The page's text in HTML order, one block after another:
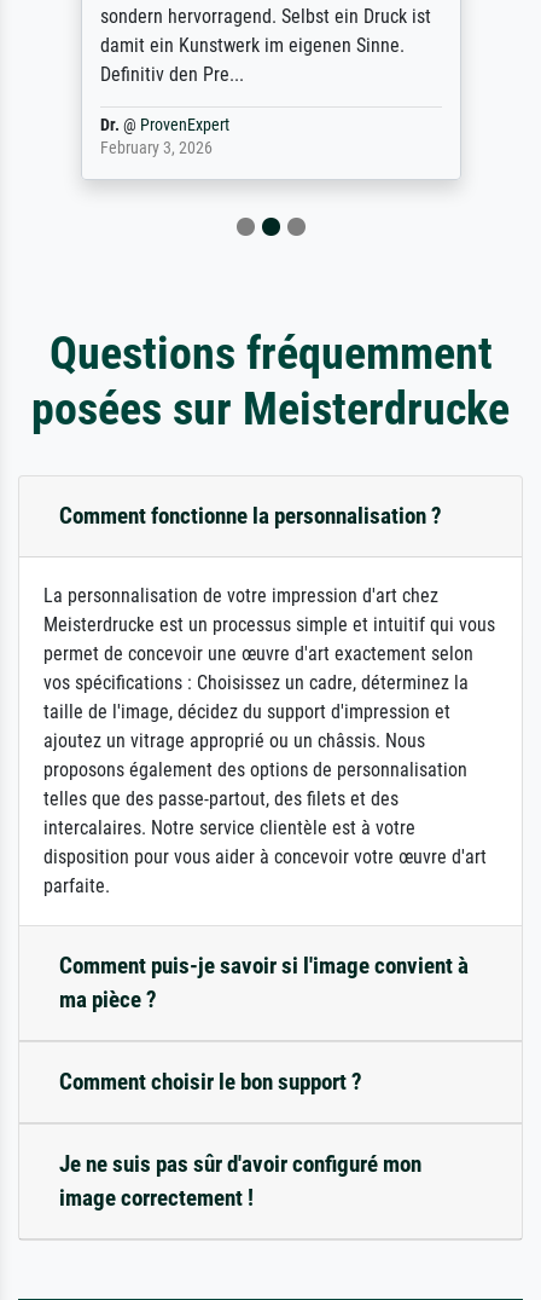
sondern hervorragend. Selbst ein Druck ist
damit ein Kunstwerk im eigenen Sinne.
Definitiv den Pre...
Dr. @ ProvenExpert
February 3, 2026
Questions fréquemment
posées sur Meisterdrucke
Comment fonctionne la personnalisation ?
La personnalisation de votre impression d'art chez
Meisterdrucke est un processus simple et intuitif qui vous
permet de concevoir une œuvre d'art exactement selon
vos spécifications : Choisissez un cadre, déterminez la
taille de l'image, décidez du support d'impression et
ajoutez un vitrage approprié ou un châssis. Nous
proposons également des options de personnalisation
telles que des passe-partout, des filets et des
intercalaires. Notre service clientèle est à votre
disposition pour vous aider à concevoir votre œuvre d'art
parfaite.
Comment puis-je savoir si l'image convient à
ma pièce ?
Comment choisir le bon support ?
Je ne suis pas sûr d'avoir configuré mon
image correctement !